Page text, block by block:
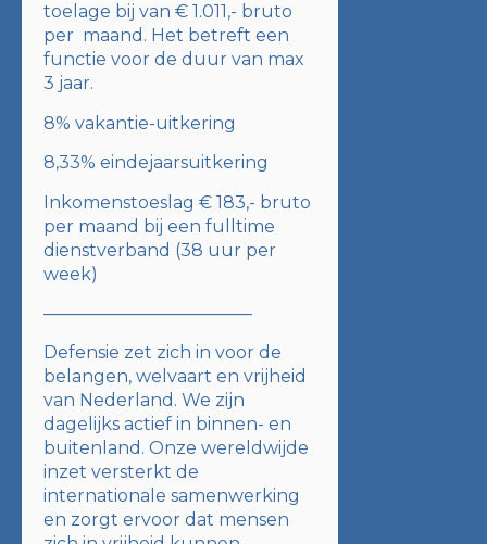
toelage bij van € 1.011,- bruto
per maand. Het betreft een
functie voor de duur van max
3 jaar.
8% vakantie-uitkering
8,33% eindejaarsuitkering
Inkomenstoeslag € 183,- bruto
per maand bij een fulltime
dienstverband (38 uur per
week)
————————————
Defensie zet zich in voor de
belangen, welvaart en vrijheid
van Nederland. We zijn
dagelijks actief in binnen- en
buitenland. Onze wereldwijde
inzet versterkt de
internationale samenwerking
en zorgt ervoor dat mensen